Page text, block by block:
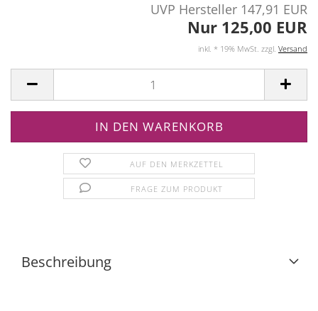
UVP Hersteller 147,91 EUR
Nur 125,00 EUR
inkl. * 19% MwSt. zzgl. Versand
AUF DEN MERKZETTEL
FRAGE ZUM PRODUKT
Beschreibung